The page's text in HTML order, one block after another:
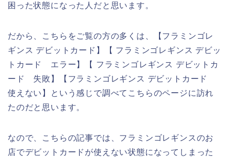
困った状態になった人だと思います。
だから、こちらをご覧の方の多くは、【フラミンゴレ
ギンス デビットカード】【 フラミンゴレギンス デビッ
トカード エラー】【 フラミンゴレギンス デビットカ
ード 失敗】【フラミンゴレギンス デビットカード
使えない】という感じで調べてこちらのページに訪れ
たのだと思います。
なので、こちらの記事では、フラミンゴレギンスのお
店でデビットカードが使えない状態になってしまった